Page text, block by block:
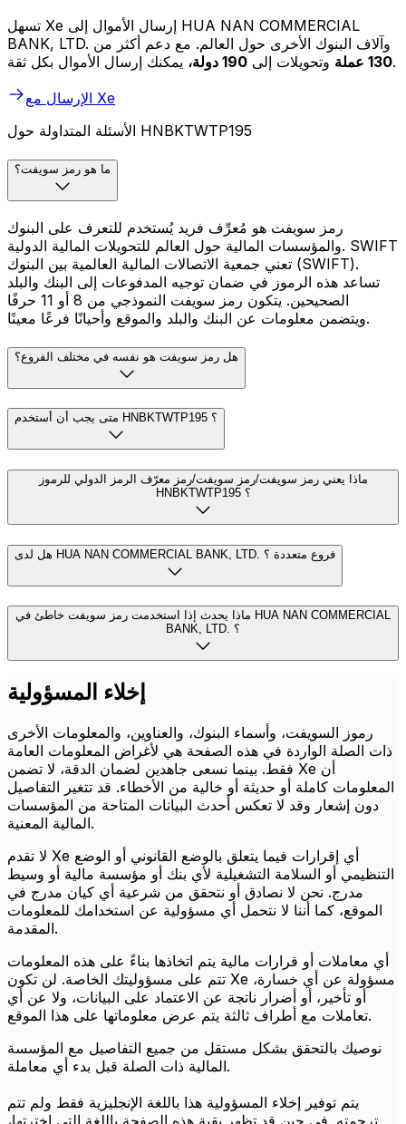
تسهل Xe إرسال الأموال إلى HUA NAN COMMERCIAL
BANK, LTD. وآلاف البنوك الأخرى حول العالم. مع دعم أكثر من
130 عملة
وتحويلات إلى 190 دولة،
يمكنك إرسال الأموال بكل ثقة.
الإرسال مع Xe
الأسئلة المتداولة حول HNBKTWTP195
ما هو رمز سويفت؟
رمز سويفت هو مُعرِّف فريد يُستخدم للتعرف على البنوك
والمؤسسات المالية حول العالم للتحويلات المالية الدولية. SWIFT
تعني جمعية الاتصالات المالية العالمية بين البنوك (SWIFT).
تساعد هذه الرموز في ضمان توجيه المدفوعات إلى البنك والبلد
الصحيحين. يتكون رمز سويفت النموذجي من 8 أو 11 حرفًا
ويتضمن معلومات عن البنك والبلد والموقع وأحيانًا فرعًا معينًا.
هل رمز سويفت هو نفسه في مختلف الفروع؟
متى يجب أن أستخدم HNBKTWTP195 ؟
ماذا يعني رمز سويفت/رمز سويفت/رمز معرّف الرمز الدولي للرموز
HNBKTWTP195 ؟
هل لدى HUA NAN COMMERCIAL BANK, LTD. فروع متعددة ؟
ماذا يحدث إذا استخدمت رمز سويفت خاطئ في HUA NAN COMMERCIAL
BANK, LTD. ؟
إخلاء المسؤولية
رموز السويفت، وأسماء البنوك، والعناوين، والمعلومات الأخرى
ذات الصلة الواردة في هذه الصفحة هي لأغراض المعلومات العامة
فقط. بينما نسعى جاهدين لضمان الدقة، لا تضمن Xe أن
المعلومات كاملة أو حديثة أو خالية من الأخطاء. قد تتغير التفاصيل
دون إشعار وقد لا تعكس أحدث البيانات المتاحة من المؤسسات
المالية المعنية.
لا تقدم Xe أي إقرارات فيما يتعلق بالوضع القانوني أو الوضع
التنظيمي أو السلامة التشغيلية لأي بنك أو مؤسسة مالية أو وسيط
مدرج. نحن لا نصادق أو نتحقق من شرعية أي كيان مدرج في
الموقع، كما أننا لا نتحمل أي مسؤولية عن استخدامك للمعلومات
المقدمة.
أي معاملات أو قرارات مالية يتم اتخاذها بناءً على هذه المعلومات
تتم على مسؤوليتك الخاصة. لن تكون Xe مسؤولة عن أي خسارة،
أو تأخير، أو أضرار ناتجة عن الاعتماد على البيانات، ولا عن أي
تعاملات مع أطراف ثالثة يتم عرض معلوماتها على هذا الموقع.
نوصيك بالتحقق بشكل مستقل من جميع التفاصيل مع المؤسسة
المالية ذات الصلة قبل بدء أي معاملة.
يتم توفير إخلاء المسؤولية هذا باللغة الإنجليزية فقط ولم تتم